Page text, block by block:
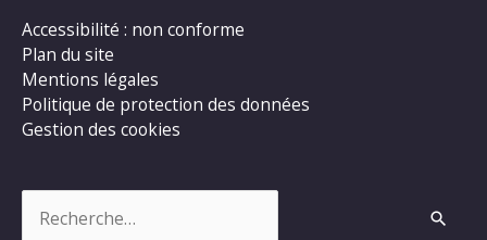
Accessibilité : non conforme
Plan du site
Mentions légales
Politique de protection des données
Gestion des cookies